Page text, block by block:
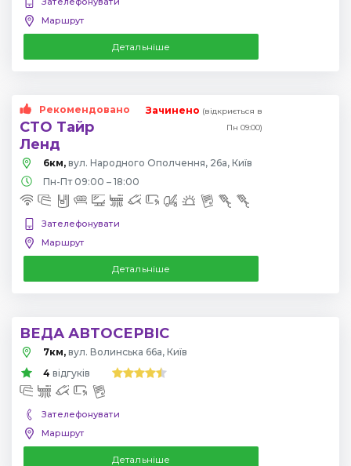
Маршрут
Детальніше
Рекомендовано
СТО Тайр
Ленд
Зачинено (відкриється в
Пн 09:00)
6км, вул. Народного Ополчення, 26а, Київ
Пн-Пт 09:00 – 18:00
Зателефонувати
Маршрут
Детальніше
ВЕДА АВТОСЕРВІС
7км, вул. Волинська 66а, Київ
4 відгуків
Зателефонувати
Маршрут
Детальніше